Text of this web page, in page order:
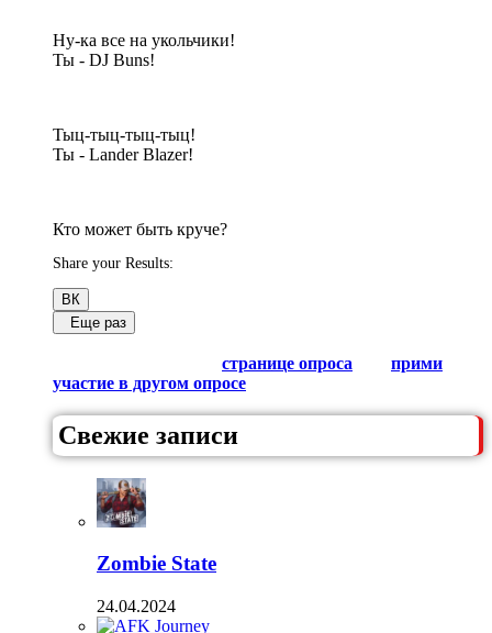
Ну-ка все на укольчики!
Ты - DJ Buns!
Тыц-тыц-тыц-тыц!
Ты - Lander Blazer!
Кто может быть круче?
Share your Results:
ВК
Еще раз
странице опроса
прими
участие в другом опросе
Свежие записи
Zombie State
24.04.2024